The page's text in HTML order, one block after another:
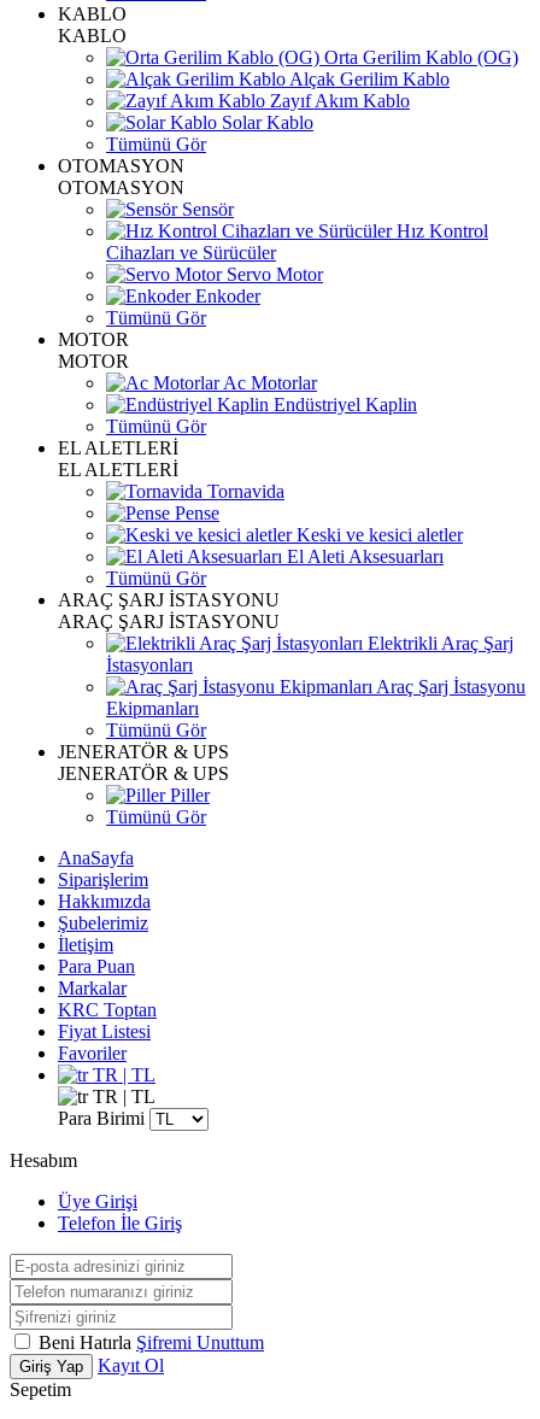
KABLO
KABLO
Orta Gerilim Kablo (OG)
Alçak Gerilim Kablo
Zayıf Akım Kablo
Solar Kablo
Tümünü Gör
OTOMASYON
OTOMASYON
Sensör
Hız Kontrol
Cihazları ve Sürücüler
Servo Motor
Enkoder
Tümünü Gör
MOTOR
MOTOR
Ac Motorlar
Endüstriyel Kaplin
Tümünü Gör
EL ALETLERİ
EL ALETLERİ
Tornavida
Pense
Keski ve kesici aletler
El Aleti Aksesuarları
Tümünü Gör
ARAÇ ŞARJ İSTASYONU
ARAÇ ŞARJ İSTASYONU
Elektrikli Araç Şarj
İstasyonları
Araç Şarj İstasyonu
Ekipmanları
Tümünü Gör
JENERATÖR & UPS
JENERATÖR & UPS
Piller
Tümünü Gör
AnaSayfa
Siparişlerim
Hakkımızda
Şubelerimiz
İletişim
Para Puan
Markalar
KRC Toptan
Fiyat Listesi
Favoriler
TR | TL
TR | TL
Para Birimi
Hesabım
Üye Girişi
Telefon İle Giriş
Beni Hatırla Şifremi Unuttum
Giriş Yap
Kayıt Ol
Sepetim